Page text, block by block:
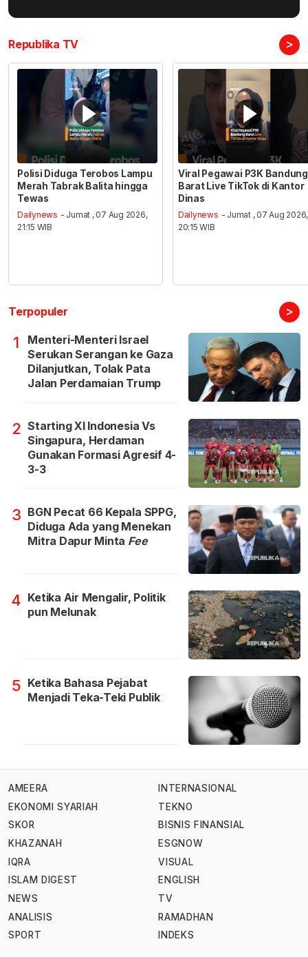
Republika TV >
Polisi Diduga Terobos Lampu
Merah Tabrak Balita hingga
Tewas
Dailynews - Jumat , 07 Aug 2026,
21:15 WIB
Viral Pegawai P3K Bandung
Barat Live TikTok di Kantor
Dinas
Dailynews - Jumat , 07 Aug 2026,
20:15 WIB
Terpopuler >
1
Menteri-Menteri Israel
Serukan Serangan ke Gaza
Dilanjutkan, Tolak Pata
Jalan Perdamaian Trump
2 Starting XI Indonesia Vs
Singapura, Herdaman
Gunakan Formasi Agresif 4-
3-3
3 BGN Pecat 66 Kepala SPPG,
Diduga Ada yang Menekan
Mitra Dapur Minta Fee
4 Ketika Air Mengalir, Politik
pun Melunak
5 Ketika Bahasa Pejabat
Menjadi Teka-Teki Publik
AMEERA
EKONOMI SYARIAH
SKOR
KHAZANAH
IQRA
ISLAM DIGEST
NEWS
ANALISIS
SPORT
INTERNASIONAL
TEKNO
BISNIS FINANSIAL
ESGNOW
VISUAL
ENGLISH
TV
RAMADHAN
INDEKS